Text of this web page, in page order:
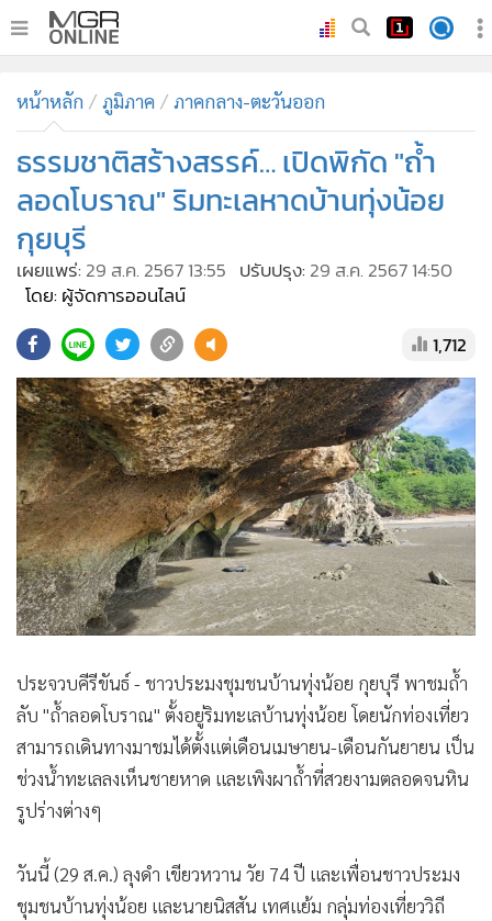
ทันเหตุการณ์
• ภาคใต้
ภูมิภาค
Online Section
• บันเทิง
ผู้จัดการรายวัน
• ละคร
• CbizReview
• Cyber BIZ
• ผู้จัดกวน
• Good health & Well-being
• Green Innovation & SD
• Management & HR
• MGR Live
• Infographic
• ท่องเที่ยว
• กีฬา
ต่างประเทศ
Special Scoop
•
• จีน
• ชุมชน-คุณภาพชีวิต
หน้าหลัก ภูมิภาค ภาคกลาง-ตะวันออก
ธรรมชาติสร้างสรรค์… เปิดพิกัด "ถ้ำ
ลอดโบราณ" ริมทะเลหาดบ้านทุ่งน้อย
กุยบุรี
เผยแพร่: 29 ส.ค. 2567 13:55 ปรับปรุง: 29 ส.ค. 2567 14:50
โดย: ผู้จัดการออนไลน์
1,712
ประจวบคีรีขันธ์ - ชาวประมงชุมชนบ้านทุ่งน้อย กุยบุรี พาชมถ้ำ
ลับ "ถ้ำลอดโบราณ" ตั้งอยู่ริมทะเลบ้านทุ่งน้อย โดยนักท่องเที่ยว
สามารถเดินทางมาชมได้ตั้งแต่เดือนเมษายน-เดือนกันยายน เป็น
ช่วงน้ำทะเลลงเห็นชายหาด และเพิงผาถ้ำที่สวยงามตลอดจนหิน
รูปร่างต่างๆ
วันนี้ (29 ส.ค.) ลุงดำ เขียวหวาน วัย 74 ปี และเพื่อนชาวประมง
ชุมชนบ้านทุ่งน้อย และนายนิสสัน เทศแย้ม กลุ่มท่องเที่ยววิถี